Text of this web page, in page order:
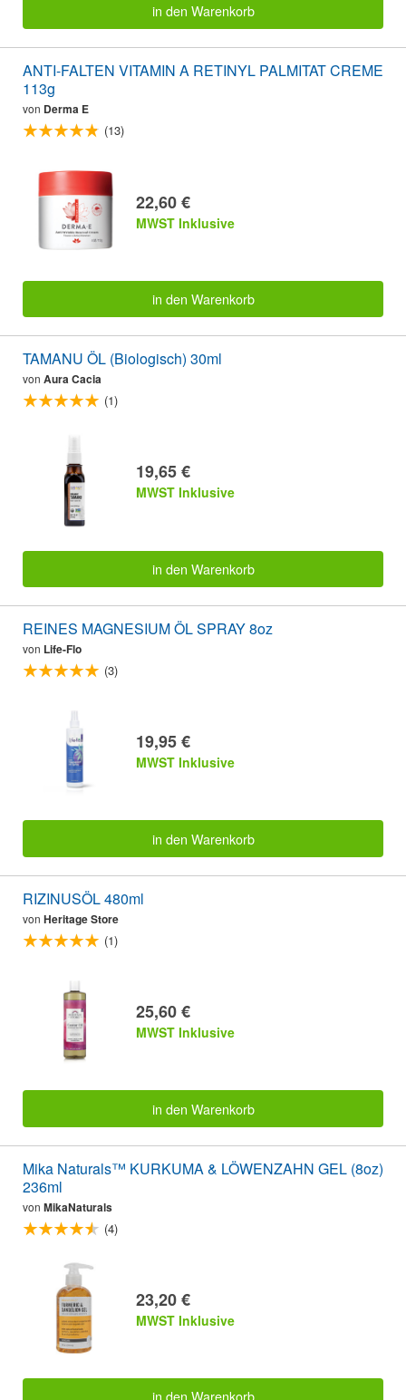
in den Warenkorb
ANTI-FALTEN VITAMIN A RETINYL PALMITAT CREME
113g
von Derma E
(13)
22,60 €
MWST Inklusive
in den Warenkorb
TAMANU ÖL (Biologisch) 30ml
von Aura Cacia
(1)
19,65 €
MWST Inklusive
in den Warenkorb
REINES MAGNESIUM ÖL SPRAY 8oz
von Life-Flo
(3)
19,95 €
MWST Inklusive
in den Warenkorb
RIZINUSÖL 480ml
von Heritage Store
(1)
25,60 €
MWST Inklusive
in den Warenkorb
Mika Naturals™ KURKUMA & LÖWENZAHN GEL (8oz)
236ml
von MikaNaturals
(4)
23,20 €
MWST Inklusive